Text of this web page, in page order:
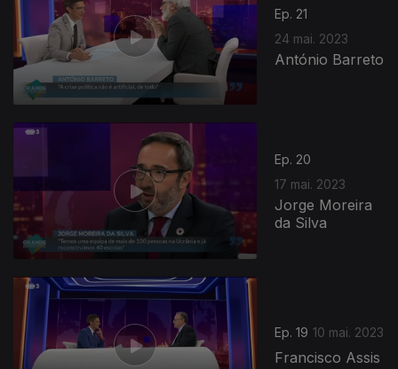
Ep. 21
24 mai. 2023
António Barreto
Ep. 20
17 mai. 2023
Jorge Moreira
da Silva
Ep. 19 10 mai. 2023
Francisco Assis